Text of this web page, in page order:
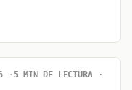
5 MIN DE LECTURA